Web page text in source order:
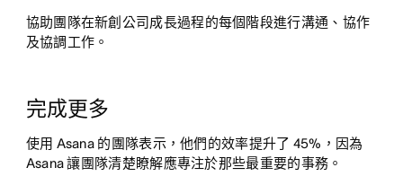
協助團隊在新創公司成長過程的每個階段進行溝通、協作
及協調工作。
完成更多
使用 Asana 的團隊表示，他們的效率提升了 45%，因為
Asana 讓團隊清楚瞭解應專注於那些最重要的事務。